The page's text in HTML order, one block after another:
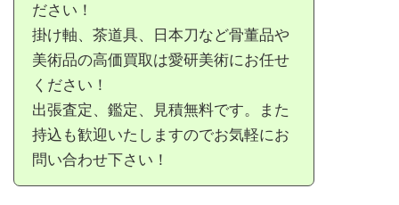
ださい！
掛け軸、茶道具、日本刀など骨董品や
美術品の高価買取は愛研美術にお任せ
ください！
出張査定、鑑定、見積無料です。また
持込も歓迎いたしますのでお気軽にお
問い合わせ下さい！